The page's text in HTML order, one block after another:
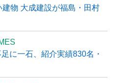
物 大成建設が福島・田村
に一石、紹介実績830名・